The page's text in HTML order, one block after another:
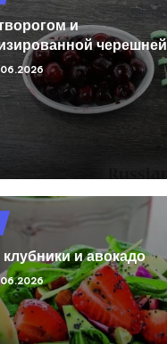
и
черешней
и авокадо